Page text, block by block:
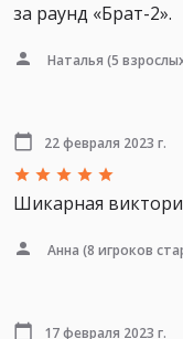
за раунд «Брат-2».
Наталья (5
22 февраля 2023 г.
Шикарная
Анна (8 игроков
17 февраля 2023 г.